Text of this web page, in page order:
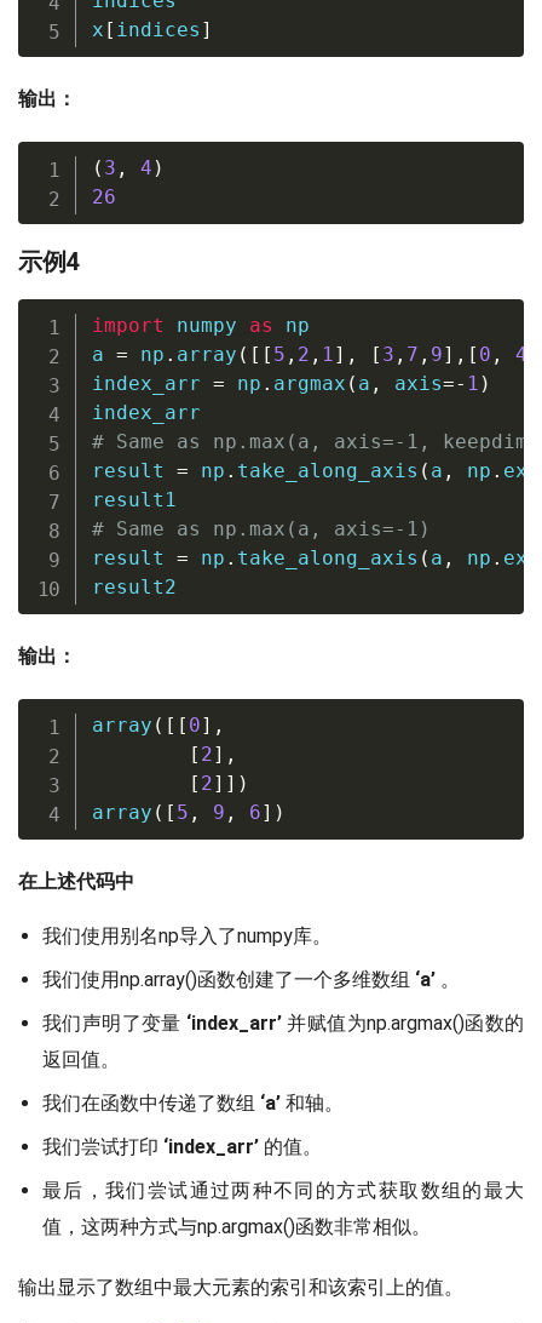
x [ indices ]
输出：
( 3 , 4 )
26
示例4
import numpy as np
a = np . array ( [ [ 5 , 2 , 1] , [ 3 , 7 , 9] , [ 0 , 4
index_arr = np . argmax ( a , axis=- 1 )
# Same as np.max(a, axis=-1,
result = np . take_along_axis ( a , np .
# Same as np.max(a, axis=-1)
result = np . take_along_axis ( a , np .
result2
输出：
array ( [ [ 0] ,
[ 2] ,
[ 2] ] )
array ( [ 5 , 9 , 6] )
在上述代码中
我们使用别名np导入了numpy库。
我们使用np.array()函数创建了一个多维数组 ‘a’ 。
我们声明了变量 ‘index_arr’ 并赋值为np.argmax()函数的
返回值。
我们在函数中传递了数组 ‘a’ 和轴。
我们尝试打印 ‘index_arr’ 的值。
最后，我们尝试通过两种不同的方式获取数组的最大
值，这两种方式与np.argmax()函数非常相似。
输出显示了数组中最大元素的索引和该索引上的值。